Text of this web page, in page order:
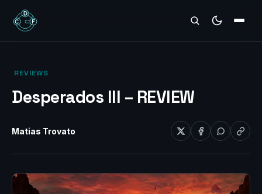
REVIEWS
‎ REVIEWS‎
Desperados III – REVIEW
Matias Trovato